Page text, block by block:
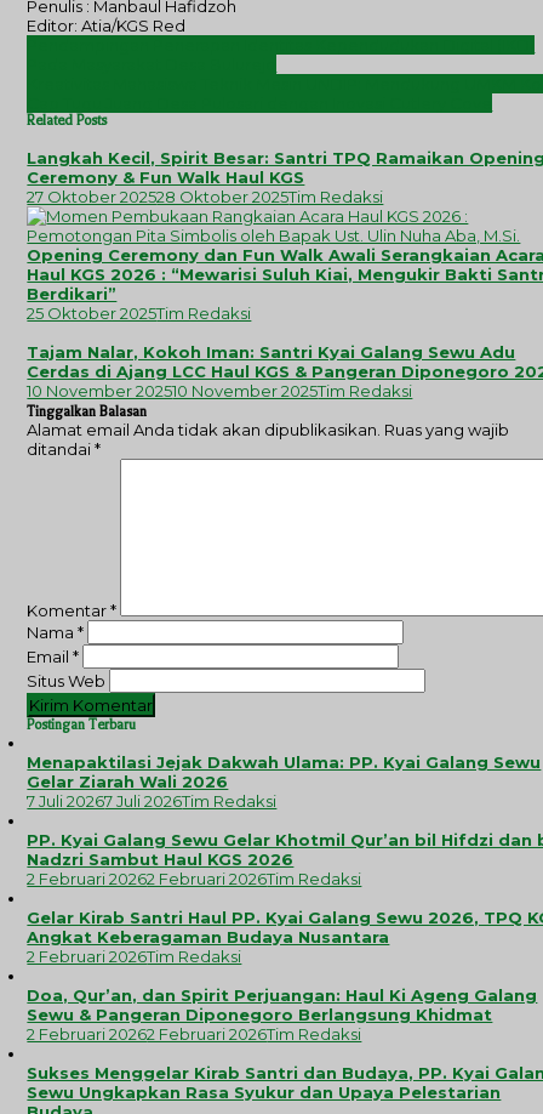
Penulis : Manbaul Hafidzoh
Editor: Atia/KGS Red
Related Posts
Langkah Kecil, Spirit Besar: Santri TPQ Ramaikan
Ceremony & Fun Walk Haul KGS
27 Oktober 202528 Oktober 2025Tim Redaksi
Opening Ceremony dan Fun Walk Awali Serangkaian
Haul KGS 2026 : “Mewarisi Suluh Kiai, Mengukir Bakti
Berdikari”
25 Oktober 2025Tim Redaksi
Tajam Nalar, Kokoh Iman: Santri Kyai Galang Sewu Adu
Cerdas di Ajang LCC Haul KGS & Pangeran Diponegoro
10 November 202510 November 2025Tim Redaksi
Tinggalkan Balasan
Alamat email Anda tidak akan dipublikasikan. Ruas yang wajib
ditandai*
Komentar*
Nama*
Email*
Situs Web
Postingan Terbaru
Menapaktilasi Jejak Dakwah Ulama: PP. Kyai Galang Sewu
Gelar Ziarah Wali 2026
7 Juli 20267 Juli 2026Tim Redaksi
PP. Kyai Galang Sewu Gelar Khotmil Qur’an bil Hifdzi dan
Nadzri Sambut Haul KGS 2026
2 Februari 20262 Februari 2026Tim Redaksi
Gelar Kirab Santri Haul PP. Kyai Galang Sewu 2026, TPQ
Angkat Keberagaman Budaya Nusantara
2 Februari 2026Tim Redaksi
Doa, Qur’an, dan Spirit Perjuangan: Haul Ki Ageng Galang
Sewu & Pangeran Diponegoro Berlangsung Khidmat
2 Februari 20262 Februari 2026Tim Redaksi
Sukses Menggelar Kirab Santri dan Budaya, PP. Kyai
Sewu Ungkapkan Rasa Syukur dan Upaya Pelestarian